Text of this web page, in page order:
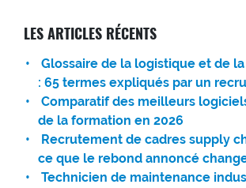
LES ARTICLES RÉCENTS
Glossaire de la logistique et de
: 65 termes expliqués par un
Comparatif des meilleurs
de la formation en 2026
Recrutement de cadres supply
ce que le rebond annoncé
Technicien de maintenance